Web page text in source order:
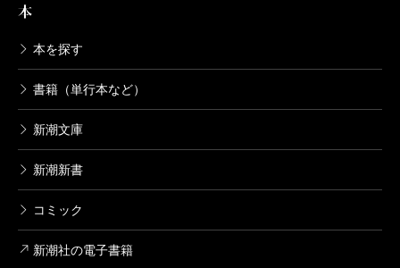
本
本を探す
書籍（単行本など）
新潮文庫
新潮新書
コミック
新潮社の電子書籍